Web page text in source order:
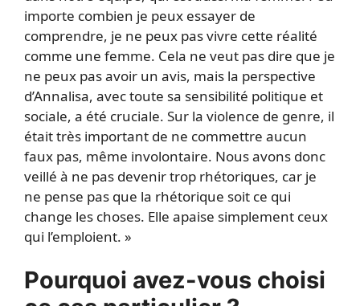
importe combien je peux essayer de
comprendre, je ne peux pas vivre cette réalité
comme une femme. Cela ne veut pas dire que je
ne peux pas avoir un avis, mais la perspective
d’Annalisa, avec toute sa sensibilité politique et
sociale, a été cruciale. Sur la violence de genre, il
était très important de ne commettre aucun
faux pas, même involontaire. Nous avons donc
veillé à ne pas devenir trop rhétoriques, car je
ne pense pas que la rhétorique soit ce qui
change les choses. Elle apaise simplement ceux
qui l’emploient. »
Pourquoi avez-vous choisi